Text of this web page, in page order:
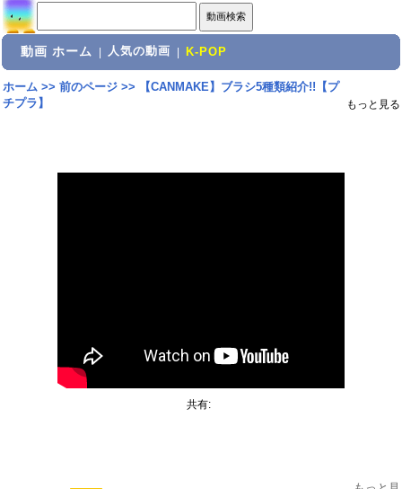
動画 ホーム 人気の動画 K-POP
ホーム>> 前のページ>>
【CANMAKE】ブラシ5種類紹介!!【プ
チプラ】
もっと見る
共有: